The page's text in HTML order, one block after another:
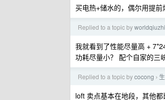
买电热+储水的，偶尔用提前
Replied to a topic byworldqiuzhi
我就看到了性能尽量高 +
功耗尽量小？ 配个自家的三
Replied to a topic bycocong ›
loft 卖点基本在地段，其他